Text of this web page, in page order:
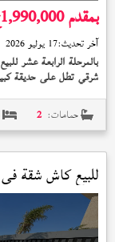
بمقدم 1,990,000
آخر تحديث:17 يوليو 2026
بالمرحلة الرابعة عشر
شرقي تطل على حديقة كبيرة تشمل 3 نوم 2 حمام
حمامات: 2
للبيع كاش شقة في